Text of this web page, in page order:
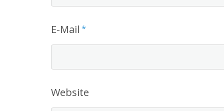
E-Mail *
Website